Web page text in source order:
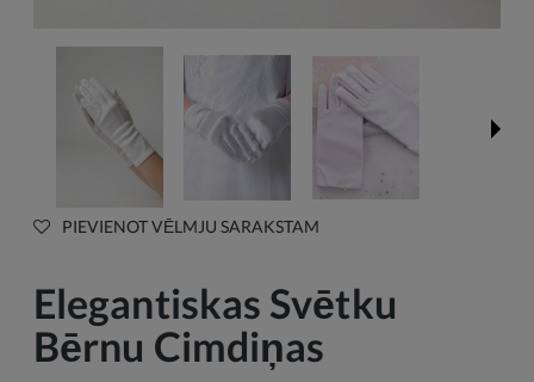
PIEVIENOT VĒLMJU SARAKSTAM
Elegantiskas Svētku
Bērnu Cimdiņas